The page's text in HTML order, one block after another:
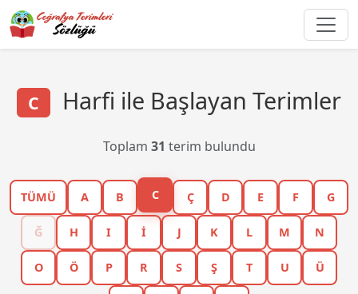
C Harfi ile Başlayan Terimler
Toplam 31 terim bulundu
TÜMÜ A B C Ç D E F G
Ğ H I İ J K L M N
O Ö P R S Ş T U Ü